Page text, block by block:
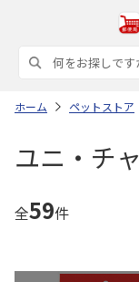
ホーム ペットストア
ユニ・チ
全59件